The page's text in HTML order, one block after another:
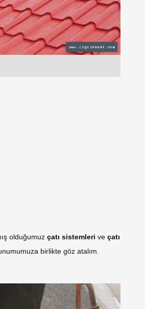
olduğumuz çatı sistemleri ve çatı
birlikte göz atalım.